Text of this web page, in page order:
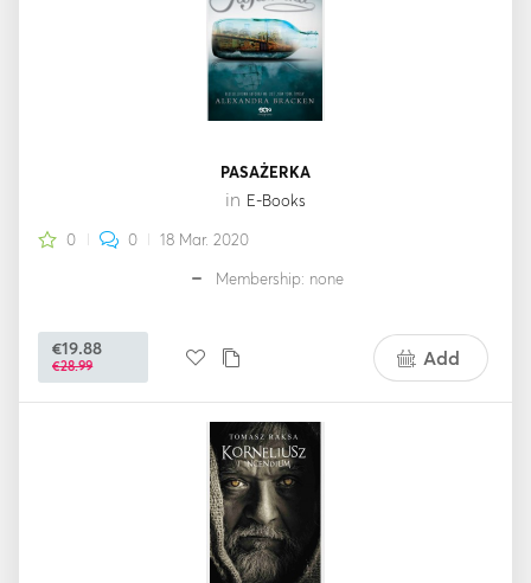
PASAŻERKA
in E-Books
0 0 18 Mar. 2020
Membership: none
€19.88
€28.99 Add